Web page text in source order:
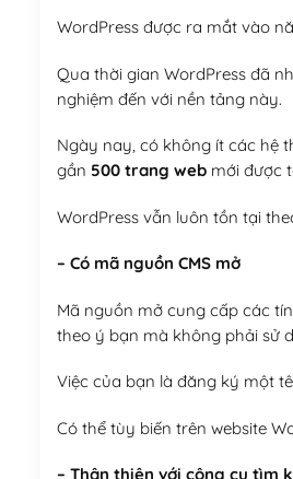
WordPress được ra mắt vào
Qua thời gian WordPress đã
nghiệm đến với nền tảng này.
Ngày nay, có không ít các hệ
gần 500 trang webmới được
WordPress vẫn luôn tồn tại
– Có mã nguồn CMS mở
Mã nguồn mở cung cấp các
theo ý bạn mà không phải sử
Việc của bạn là đăng ký một
Có thể tùy biến trên website
– Thân thiện với công cụ tìm